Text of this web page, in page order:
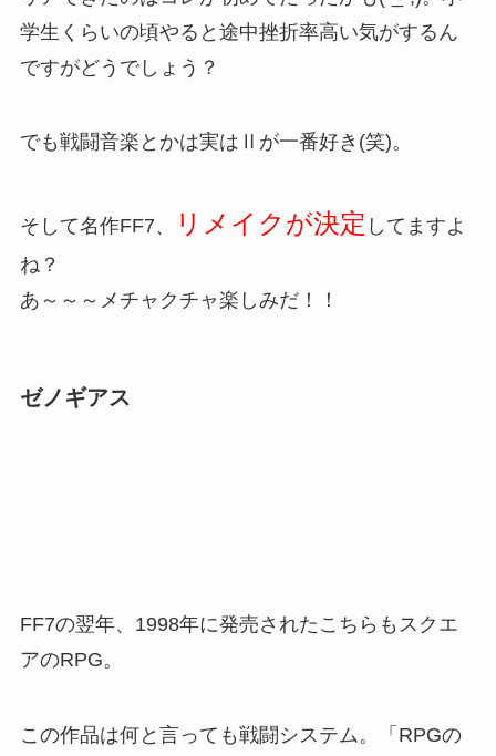
学生くらいの頃やると途中挫折率高い気がするん
ですがどうでしょう？
でも戦闘音楽とかは実はⅡが一番好き(笑)。
そして名作FF7、 リメイクが決定 してますよ
ね？
あ～～～メチャクチャ楽しみだ！！
ゼノギアス
FF7の翌年、1998年に発売されたこちらもスクエ
アのRPG。
この作品は何と言っても戦闘システム。「RPGの